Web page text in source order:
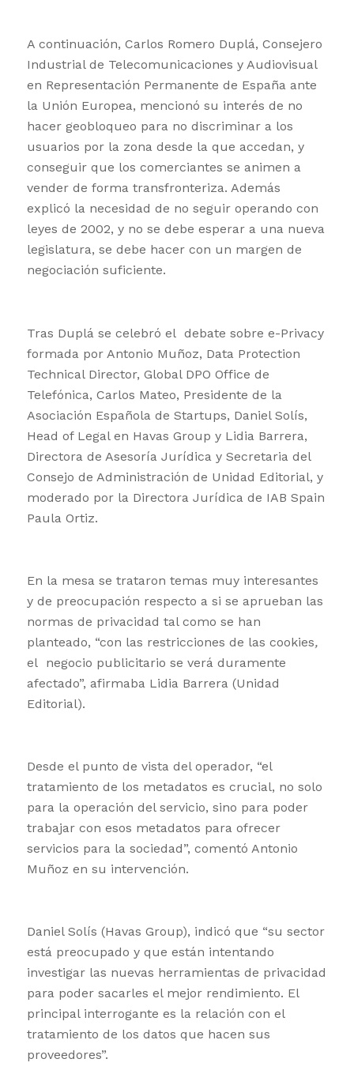
A continuación, Carlos Romero Duplá, Consejero
Industrial de Telecomunicaciones y Audiovisual
en Representación Permanente de España ante
la Unión Europea, mencionó su interés de no
hacer geobloqueo para no discriminar a los
usuarios por la zona desde la que accedan, y
conseguir que los comerciantes se animen a
vender de forma transfronteriza. Además
explicó la necesidad de no seguir operando con
leyes de 2002, y no se debe esperar a una nueva
legislatura, se debe hacer con un margen de
negociación suficiente.
Tras Duplá se celebró el debate sobre e-Privacy
formada por Antonio Muñoz, Data Protection
Technical Director, Global DPO Office de
Telefónica, Carlos Mateo, Presidente de la
Asociación Española de Startups, Daniel Solís,
Head of Legal en Havas Group y Lidia Barrera,
Directora de Asesoría Jurídica y Secretaria del
Consejo de Administración de Unidad Editorial, y
moderado por la Directora Jurídica de IAB Spain
Paula Ortiz.
En la mesa se trataron temas muy interesantes
y de preocupación respecto a si se aprueban las
normas de privacidad tal como se han
planteado, “con las restricciones de las cookies,
el negocio publicitario se verá duramente
afectado”, afirmaba Lidia Barrera (Unidad
Editorial).
Desde el punto de vista del operador, “el
tratamiento de los metadatos es crucial, no solo
para la operación del servicio, sino para poder
trabajar con esos metadatos para ofrecer
servicios para la sociedad”, comentó Antonio
Muñoz en su intervención.
Daniel Solís (Havas Group), indicó que “su sector
está preocupado y que están intentando
investigar las nuevas herramientas de privacidad
para poder sacarles el mejor rendimiento. El
principal interrogante es la relación con el
tratamiento de los datos que hacen sus
proveedores”.